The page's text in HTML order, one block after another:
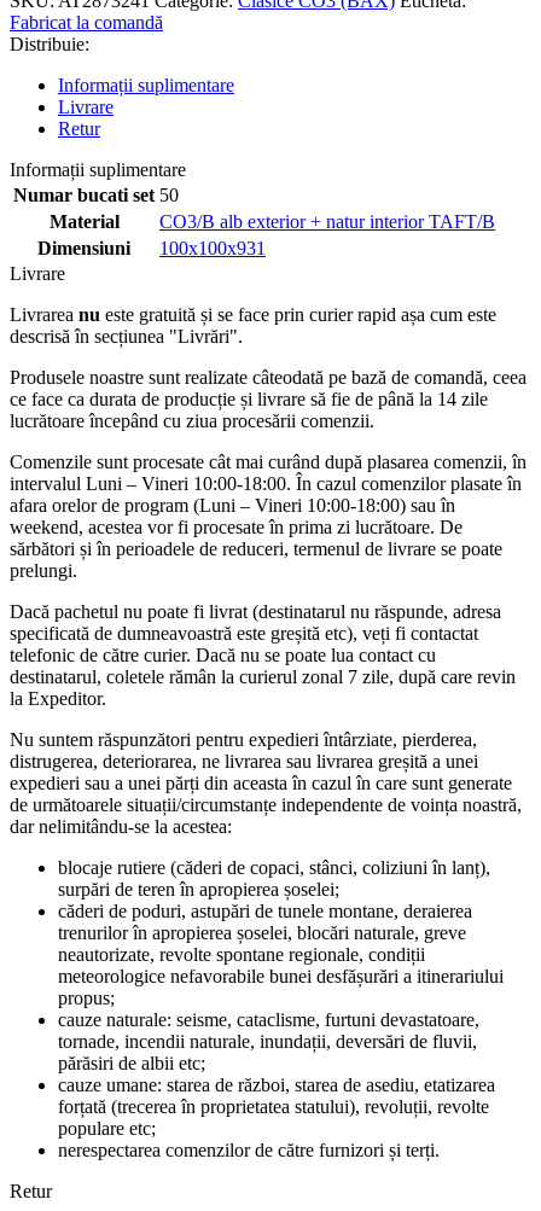
Fabricat la comandă
Distribuie:
Informații suplimentare
Livrare
Retur
Informații suplimentare
Numar bucati set 50
Material
CO3/B alb exterior + natur interior TAFT/B
Dimensiuni
100x100x931
Livrare
Livrarea nu este gratuită și se face prin curier rapid așa cum este
descrisă în secțiunea "Livrări".
Produsele noastre sunt realizate câteodată pe bază de comandă, ceea
ce face ca durata de producție și livrare să fie de până la 14 zile
lucrătoare începând cu ziua procesării comenzii.
Comenzile sunt procesate cât mai curând după plasarea comenzii, în
intervalul Luni – Vineri 10:00-18:00. În cazul comenzilor plasate în
afara orelor de program (Luni – Vineri 10:00-18:00) sau în
weekend, acestea vor fi procesate în prima zi lucrătoare. De
sărbători și în perioadele de reduceri, termenul de livrare se poate
prelungi.
Dacă pachetul nu poate fi livrat (destinatarul nu răspunde, adresa
specificată de dumneavoastră este greșită etc), veți fi contactat
telefonic de către curier. Dacă nu se poate lua contact cu
destinatarul, coletele rămân la curierul zonal 7 zile, după care revin
la Expeditor.
Nu suntem răspunzători pentru expedieri întârziate, pierderea,
distrugerea, deteriorarea, ne livrarea sau livrarea greșită a unei
expedieri sau a unei părți din aceasta în cazul în care sunt generate
de următoarele situații/circumstanțe independente de voința noastră,
dar nelimitându-se la acestea:
blocaje rutiere (căderi de copaci, stânci, coliziuni în lanț),
surpări de teren în apropierea șoselei;
căderi de poduri, astupări de tunele montane, deraierea
trenurilor în apropierea șoselei, blocări naturale, greve
neautorizate, revolte spontane regionale, condiții
meteorologice nefavorabile bunei desfășurări a itinerariului
propus;
cauze naturale: seisme, cataclisme, furtuni devastatoare,
tornade, incendii naturale, inundații, deversări de fluvii,
părăsiri de albii etc;
cauze umane: starea de război, starea de asediu, etatizarea
forțată (trecerea în proprietatea statului), revoluții, revolte
populare etc;
nerespectarea comenzilor de către furnizori și terți.
Retur